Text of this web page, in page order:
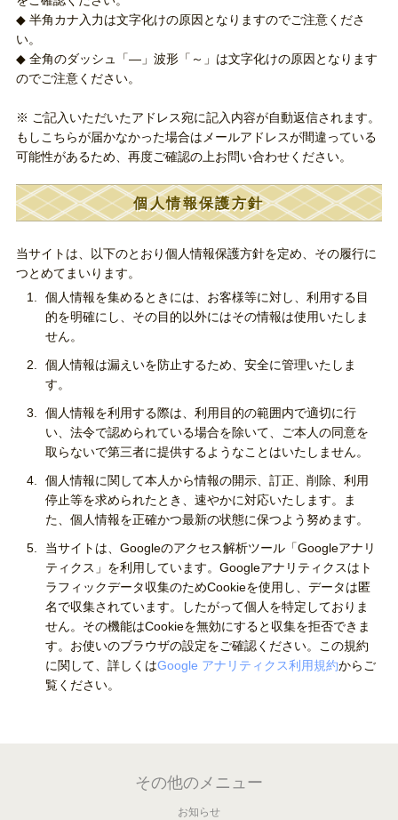
◆ 半角カナ入力は文字化けの原因となりますのでご注意くださ
い。
◆ 全角のダッシュ「―」波形「～」は文字化けの原因となります
のでご注意ください。
※ ご記入いただいたアドレス宛に記入内容が自動返信されます。
もしこちらが届かなかった場合はメールアドレスが間違っている
可能性があるため、再度ご確認の上お問い合わせください。
個人情報保護方針
当サイトは、以下のとおり個人情報保護方針を定め、その履行に
つとめてまいります。
個人情報を集めるときには、お客様等に対し、利用する目
的を明確にし、その目的以外にはその情報は使用いたしま
せん。
個人情報は漏えいを防止するため、安全に管理いたしま
す。
個人情報を利用する際は、利用目的の範囲内で適切に行
い、法令で認められている場合を除いて、ご本人の同意を
取らないで第三者に提供するようなことはいたしません。
個人情報に関して本人から情報の開示、訂正、削除、利用
停止等を求められたとき、速やかに対応いたします。ま
た、個人情報を正確かつ最新の状態に保つよう努めます。
当サイトは、Googleのアクセス解析ツール「Googleアナリ
ティクス」を利用しています。Googleアナリティクスはト
ラフィックデータ収集のためCookieを使用し、データは匿
名で収集されています。したがって個人を特定しておりま
せん。その機能はCookieを無効にすると収集を拒否できま
す。お使いのブラウザの設定をご確認ください。この規約
に関して、詳しくはGoogle アナリティクス利用規約からご
覧ください。
その他のメニュー
お知らせ